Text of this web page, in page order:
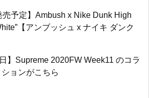
売予定】Ambush x Nike Dunk High
【アンブッシュ x ナイキ ダンク
日】Supreme 2020FW Week11 のコラ
ョンがこちら